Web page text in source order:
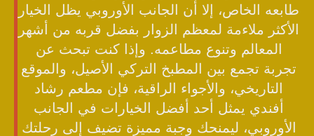
طابعه الخاص، إلا أن الجانب الأوروبي يظل الخيار
الأكثر ملاءمة لمعظم الزوار بفضل قربه من أشهر
المعالم وتنوع مطاعمه. وإذا كنت تبحث عن
تجربة تجمع بين المطبخ التركي الأصيل، والموقع
التاريخي، والأجواء الراقية، فإن مطعم رشاد
أفندي يمثل أحد أفضل الخيارات في الجانب
الأوروبي، ليمنحك وجبة مميزة تضيف إلى رحلتك